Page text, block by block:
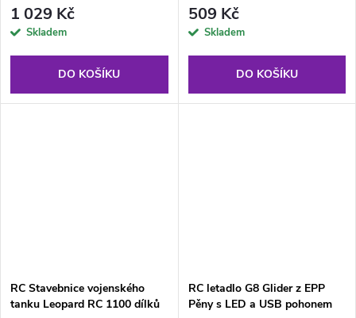
1 029 Kč
Skladem
DO KOŠÍKU
509 Kč
Skladem
DO KOŠÍKU
RC Stavebnice vojenského
tanku Leopard RC 1100 dílků
RC letadlo G8 Glider z EPP
Pěny s LED a USB pohonem